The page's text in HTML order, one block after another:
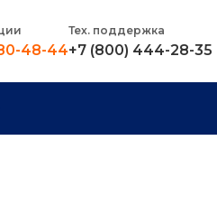
48-44
Тех. поддержка
+7 (800) 444-28-35